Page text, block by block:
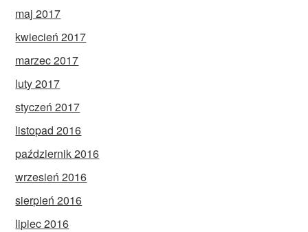
maj 2017
kwiecień 2017
marzec 2017
luty 2017
styczeń 2017
listopad 2016
październik 2016
wrzesień 2016
sierpień 2016
lipiec 2016